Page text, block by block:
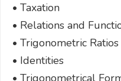
• Taxation
• Relations and
• Trigonometric
• Identities
• Trigonometrical